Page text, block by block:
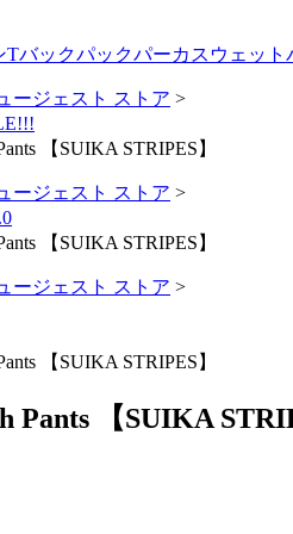
Tバックパックパーカ スウェット
ージェスト ストア >
【SUIKA STRIPES】
ージェスト ストア >
【SUIKA STRIPES】
ージェスト ストア >
【SUIKA STRIPES】
Pants 【SUIKA